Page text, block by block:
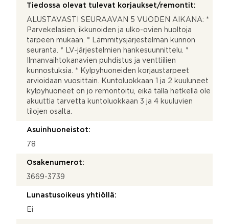
Tiedossa olevat tulevat korjaukset/remontit:
ALUSTAVASTI SEURAAVAN 5 VUODEN AIKANA: *
Parvekelasien, ikkunoiden ja ulko-ovien huoltoja
tarpeen mukaan. * Lämmitysjärjestelmän kunnon
seuranta. * LV-järjestelmien hankesuunnittelu. *
Ilmanvaihtokanavien puhdistus ja venttiilien
kunnostuksia. * Kylpyhuoneiden korjaustarpeet
arvioidaan vuosittain. Kuntoluokkaan 1 ja 2 kuuluneet
kylpyhuoneet on jo remontoitu, eikä tällä hetkellä ole
akuuttia tarvetta kuntoluokkaan 3 ja 4 kuuluvien
tilojen osalta.
Asuinhuoneistot:
78
Osakenumerot:
3669-3739
Lunastusoikeus yhtiöllä:
Ei